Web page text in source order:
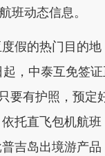
班动态信息。
的热门目的地
，中泰互免签
要有护照，预定
托直飞包机航
吉岛出境游产品